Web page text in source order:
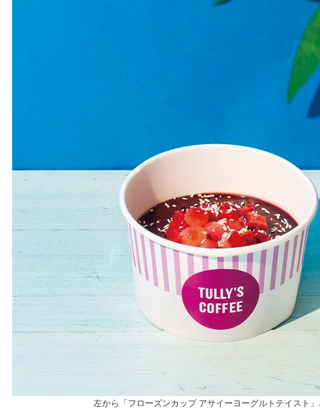
左から「フローズンカップ アサイーヨーグルトテイスト